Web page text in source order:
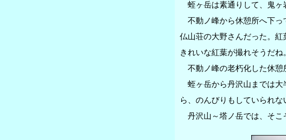
蛭ヶ岳は素通りして、鬼ヶ
不動ノ峰から休憩所へ下っ
仏山荘の大野さんだった。
きれいな紅葉が撮れそうだね
不動ノ峰の老朽化した休憩
蛭ヶ岳から丹沢山までは大
ら、のんびりもしていられな
丹沢山～塔ノ岳では、そこ